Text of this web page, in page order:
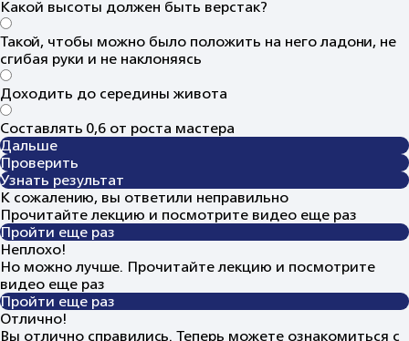
Какой высоты должен быть верстак?
Такой, чтобы можно было положить на него ладони, не
сгибая руки и не наклоняясь
Доходить до середины живота
Составлять 0,6 от роста мастера
Дальше
Проверить
Узнать результат
К сожалению, вы ответили неправильно
Прочитайте лекцию и посмотрите видео еще раз
Пройти еще раз
Неплохо!
Но можно лучше. Прочитайте лекцию и посмотрите
видео еще раз
Пройти еще раз
Отлично!
Вы отлично справились. Теперь можете ознакомиться с